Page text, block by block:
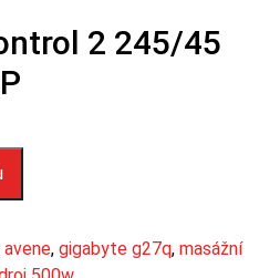
2 245/45
avene, gigabyte g27q, masážní